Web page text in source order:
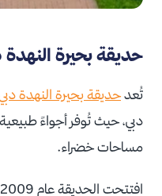
حديقة بحيرة
تُعدحديقة بحيرة النهدة
دبي، حيث تُوفر أجواءً
مساحات خضراء.